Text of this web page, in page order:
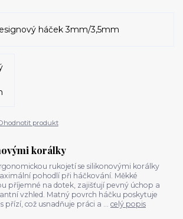
produkt
korálky
rukojetí se silikonovými korálky
pohodlí při háčkování. Měkké
příjemné na dotek, zajišťují pevný úchop a
vzhled. Matný povrch háčku poskytuje
přízí, což usnadňuje práci a ... celý popis